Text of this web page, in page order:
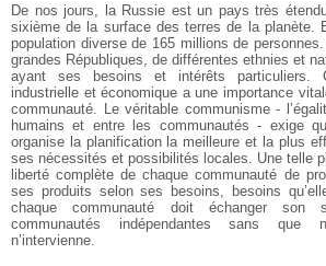
De nos jours, la Russie est un pays très
sixième de la surface des terres de la planète.
population diverse de 165 millions de
grandes Républiques, de différentes ethnies et
ayant ses besoins et intérêts particuliers.
industrielle et économique a une importance
communauté. Le véritable communisme -
humains et entre les communautés - exige
organise la planification la meilleure et la plus
ses nécessités et possibilités locales. Une telle
liberté complète de chaque communauté de
ses produits selon ses besoins, besoins
chaque communauté doit échanger son
communautés indépendantes sans que
n’intervienne.